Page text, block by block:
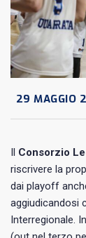
29 MAGGIO
Il Consorzio
riscrivere la
dai playoff
aggiudicandosi
Interregionale.